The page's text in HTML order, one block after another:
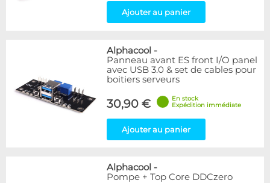
Ajouter au panier
Alphacool -
Panneau avant ES front I/O panel
avec USB 3.0 & set de cables pour
boitiers serveurs
30,90 €
En stock
Expédition immédiate
Ajouter au panier
Alphacool -
Pompe + Top Core DDCzero